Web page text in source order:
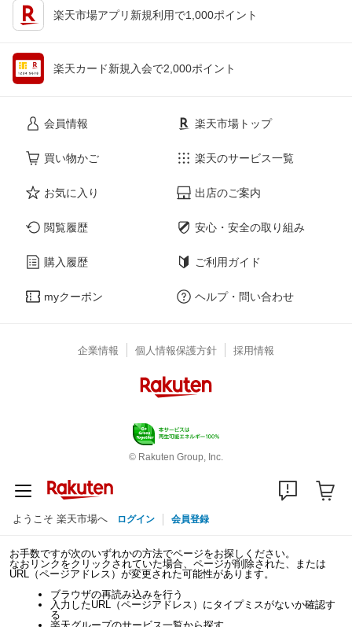
楽天市場アプリ新規利用で1,000ポイント
楽天カード新規入会で2,000ポイント
会員情報
買い物かご
お気に入り
閲覧履歴
購入履歴
myクーポン
楽天市場トップ
楽天のサービス一覧
出店のご案内
安心・安全の取り組み
ご利用ガイド
ヘルプ・問い合わせ
企業情報 個人情報保護方針 採用情報
© Rakuten Group, Inc.
ようこそ 楽天市場へ ログイン 会員登録
お手数ですが次のいずれかの方法でページをお探しください。
なおリンクをクリックされていた場合、ページが削除された、または
URL（ページアドレス）が変更された可能性があります。
ブラウザの再読み込みを行う
入力したURL（ページアドレス）にタイプミスがないか確認す
る